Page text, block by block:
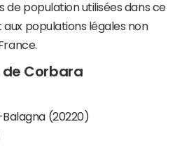
de population utilisées dans ce
populations légales non
de Corbara
(20220)